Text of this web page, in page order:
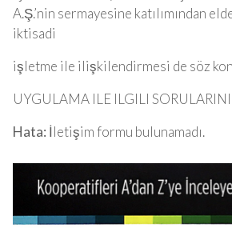
A.Ş.’nin sermayesine katılımından
iktisadi
işletme ile ilişkilendirmesi de söz
UYGULAMA ILE ILGILI
Hata: İletişim formu bulunamadı.